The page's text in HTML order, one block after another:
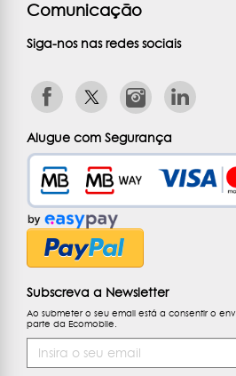
Comunicação
Siga-nos nas redes sociais
Alugue com Segurança
Subscreva a Newsletter
Ao submeter o seu email está a consentir o
parte da Ecomobile.
de
Email